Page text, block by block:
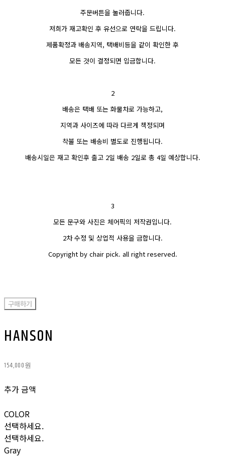
주문버튼을 눌러줍니다.
저희가 재고확인 후 유선으로 연락을 드립니다.
제품확정과 배송지역, 택배비등을 같이 확인한 후
모든 것이 결정되면 입금합니다.
2
배송은 택배 또는 화물차로 가능하고,
지역과 사이즈에 따라 다르게 책정되며
착불 또는 배송비 별도로 진행됩니다.
배송시일은 재고 확인후 출고 2일 배송 2일로 총 4일 예상합니다.
3
모든 문구와 사진은 체어픽의 저작권입니다.
2차 수정 및 상업적 사용을 금합니다.
Copyright by chair pick. all right reserved.
구매하기
HANSON
154,000원
추가 금액
COLOR
선택하세요.
선택하세요.
Gray